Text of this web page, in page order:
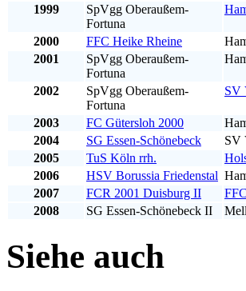
1999
SpVgg Oberaußem-
Fortuna
2000 FFC Heike Rheine
2001
SpVgg Oberaußem-
Fortuna
2002
SpVgg Oberaußem-
Fortuna
SV
2003 FC Gütersloh 2000
2004
SG Essen-Schönebeck
SV
2005
TuS Köln rrh.
2006
HSV Borussia Friedenstal
2007
FCR 2001 Duisburg II
2008
SG Essen-Schönebeck II
Siehe auch